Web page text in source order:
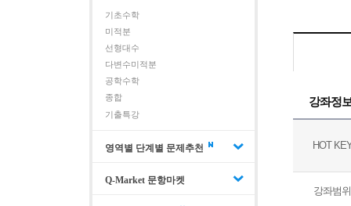
기초수학
미적분
선형대수
다변수미적분
공학수학
종합
기출특강
영역별 단계별 문제추천
Q-Market 문항마켓
강좌정
HOT
강좌범위